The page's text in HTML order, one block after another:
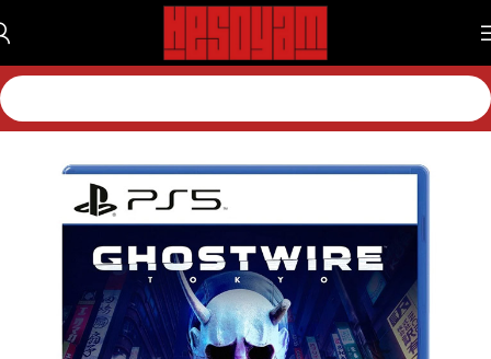
خانه بازی بازی پلی استیشن بازی پلی استیشن 5